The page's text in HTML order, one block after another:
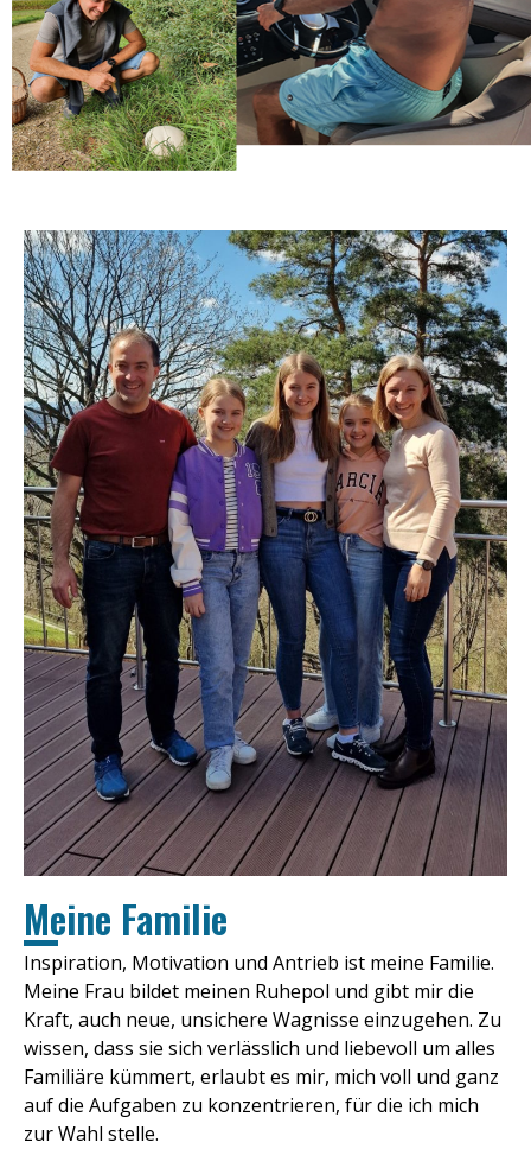
Meine Familie
Inspiration, Motivation und Antrieb ist meine Familie.
Meine Frau bildet meinen Ruhepol und gibt mir die
Kraft, auch neue, unsichere Wagnisse einzugehen. Zu
wissen, dass sie sich verlässlich und liebevoll um alles
Familiäre kümmert, erlaubt es mir, mich voll und ganz
auf die Aufgaben zu konzentrieren, für die ich mich
zur Wahl stelle.